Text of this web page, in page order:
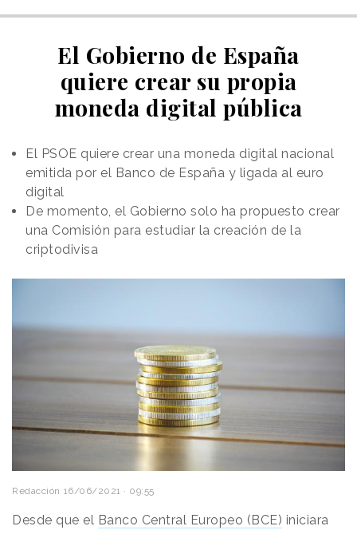
El Gobierno de España
quiere crear su propia
moneda digital pública
El PSOE quiere crear una moneda digital nacional
emitida por el Banco de España y ligada al euro
digital
De momento, el Gobierno solo ha propuesto crear
una Comisión para estudiar la creación de la
criptodivisa
Redacción 16/06/2021 · 09:55
Desde que el Banco Central Europeo (BCE) iniciara